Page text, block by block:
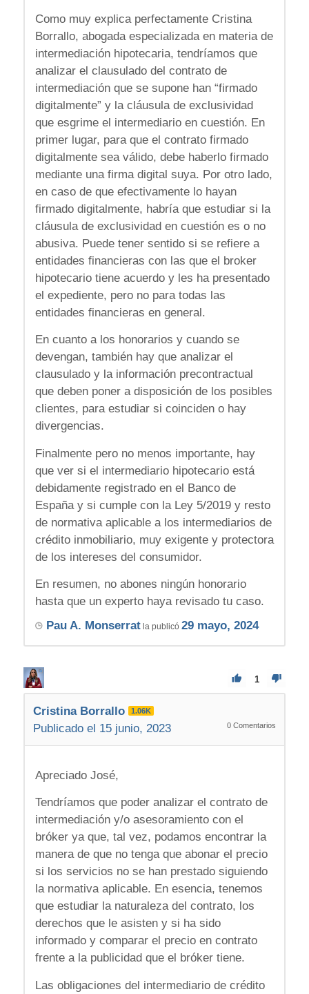
Como muy explica perfectamente Cristina
Borrallo, abogada especializada en materia de
intermediación hipotecaria, tendríamos que
analizar el clausulado del contrato de
intermediación que se supone han “firmado
digitalmente” y la cláusula de exclusividad
que esgrime el intermediario en cuestión. En
primer lugar, para que el contrato firmado
digitalmente sea válido, debe haberlo firmado
mediante una firma digital suya. Por otro lado,
en caso de que efectivamente lo hayan
firmado digitalmente, habría que estudiar si la
cláusula de exclusividad en cuestión es o no
abusiva. Puede tener sentido si se refiere a
entidades financieras con las que el broker
hipotecario tiene acuerdo y les ha presentado
el expediente, pero no para todas las
entidades financieras en general.
En cuanto a los honorarios y cuando se
devengan, también hay que analizar el
clausulado y la información precontractual
que deben poner a disposición de los posibles
clientes, para estudiar si coinciden o hay
divergencias.
Finalmente pero no menos importante, hay
que ver si el intermediario hipotecario está
debidamente registrado en el Banco de
España y si cumple con la Ley 5/2019 y resto
de normativa aplicable a los intermediarios de
crédito inmobiliario, muy exigente y protectora
de los intereses del consumidor.
En resumen, no abones ningún honorario
hasta que un experto haya revisado tu caso.
Pau A. Monserratla publicó 29 mayo, 2024
1
Cristina Borrallo 1.06K
Publicado el 15 junio, 2023 0 Comentarios
Apreciado José,
Tendríamos que poder analizar el contrato de
intermediación y/o asesoramiento con el
bróker ya que, tal vez, podamos encontrar la
manera de que no tenga que abonar el precio
si los servicios no se han prestado siguiendo
la normativa aplicable. En esencia, tenemos
que estudiar la naturaleza del contrato, los
derechos que le asisten y si ha sido
informado y comparar el precio en contrato
frente a la publicidad que el bróker tiene.
Las obligaciones del intermediario de crédito